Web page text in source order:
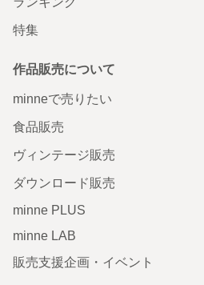
特集
作品販売について
minneで売りたい
食品販売
ヴィンテージ販売
ダウンロード販売
minne PLUS
minne LAB
販売支援企画・イベント